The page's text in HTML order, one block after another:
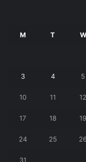
M T W
3 4 5
10 11 12
17 18 19
24 25
31